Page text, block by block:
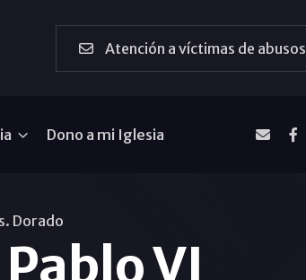
Atención a víctimas de abusos
Dono a mi Iglesia
Dorado
VI